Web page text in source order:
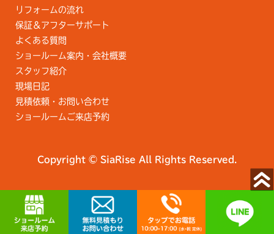
リフォームの流れ
保証＆アフターサポート
よくある質問
ショールーム案内・会社概要
スタッフ紹介
現場日記
見積依頼・お問い合わせ
ショールームご来店予約
Copyright © SiaRise All Rights Reserved.